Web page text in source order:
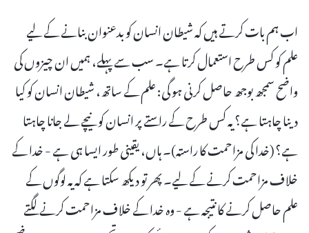
اب ہم بات کرتے ہیں کہ شیطان انسان کو بدعنوان بنانے کے لیے
علم کو کس طرح استعمال کرتا ہے۔ سب سے پہلے، ہمیں ان چیزوں کی
واضح سمجھ بوجھ حاصل کرنی ہو گی: علم کے ساتھ، شیطان انسان کو کیا
دینا چاہتا ہے؟ یہ کس طرح کے راستے پر انسان کو نیچے لے جانا چاہتا
ہے؟ (خدا کی مزاحمت کا راستہ)۔ ہاں، یقینی طور ایسا ہی ہے - خدا کے
خلاف مزاحمت کرنے کے لیے۔ پھر تو دیکھ سکتا ہے کہ یہ لوگوں کے
علم حاصل کرنے کا نتیجہ ہے - وہ خدا کے خلاف مزاحمت کرنے لگتے